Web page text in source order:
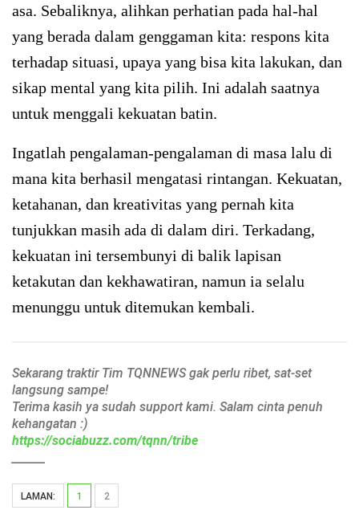
asa. Sebaliknya, alihkan perhatian pada hal-hal
yang berada dalam genggaman kita: respons kita
terhadap situasi, upaya yang bisa kita lakukan, dan
sikap mental yang kita pilih. Ini adalah saatnya
untuk menggali kekuatan batin.
Ingatlah pengalaman-pengalaman di masa lalu di
mana kita berhasil mengatasi rintangan. Kekuatan,
ketahanan, dan kreativitas yang pernah kita
tunjukkan masih ada di dalam diri. Terkadang,
kekuatan ini tersembunyi di balik lapisan
ketakutan dan kekhawatiran, namun ia selalu
menunggu untuk ditemukan kembali.
Sekarang traktir Tim TQNNEWS gak perlu ribet, sat-set
langsung sampe!
Terima kasih ya sudah support kami. Salam cinta penuh
kehangatan :)
https://sociabuzz.com/tqnn/tribe
LAMAN: 1 2